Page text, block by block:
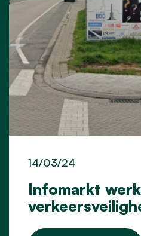
Infomarkt
14/03/24